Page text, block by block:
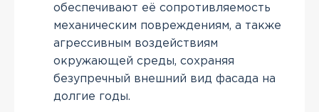
обеспечивают её сопротивляемость
механическим повреждениям, а также
агрессивным воздействиям
окружающей среды, сохраняя
безупречный внешний вид фасада на
долгие годы.